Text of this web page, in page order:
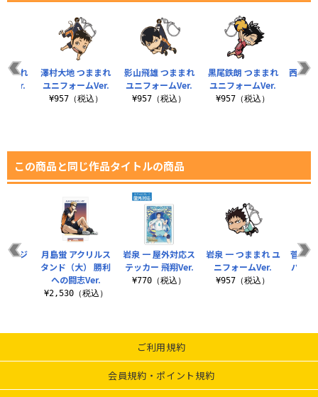
影山飛雄 つままれ
ユニフォームVer.
¥957（税込）
黒尾鉄朗 つままれ
ユニフォームVer.
¥957（税込）
西谷
まれ
Ver.
澤村大地 つままれ
ユニフォームVer.
¥957（税込）
この商品と同じ作品タイトルの商品
岩泉 一 屋外対応ス
テッカー 飛翔Ver.
¥770（税込）
岩泉 一 つままれ ユ
ニフォームVer.
¥957（税込）
菅原
バッ
ッジ
月島蛍 アクリルス
タンド（大） 勝利
への闘志Ver.
¥2,530（税込）
ご利用規約
会員規約・ポイント規約